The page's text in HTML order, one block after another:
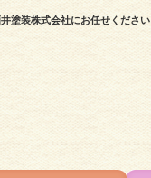
塗装株式会社にお任せください